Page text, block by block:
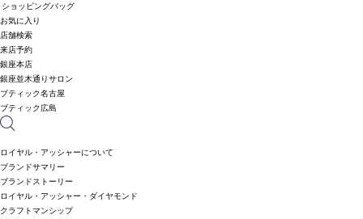
ショッピングバッグ
お気に入り
店舗検索
来店予約
銀座本店
銀座並木通りサロン
ブティック名古屋
ブティック広島
ロイヤル・アッシャーについて
ブランドサマリー
ブランドストーリー
ロイヤル・アッシャー・ダイヤモンド
クラフトマンシップ